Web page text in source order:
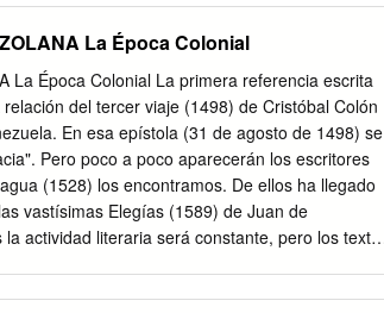
La Época Colonial
La Época Colonial La primera referencia escrita
del tercer viaje (1498) de Cristóbal Colón
En esa epístola (31 de agosto de 1498) se
Pero poco a poco aparecerán los escritores
(1528) los encontramos. De ellos ha llegado
vastísimas Elegías (1589) de Juan de
actividad literaria será constante, pero los